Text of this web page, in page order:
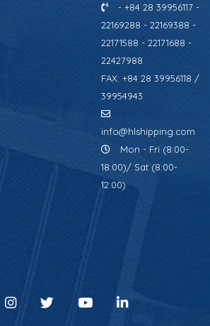
- +84 28 39956117 -
22169288 - 22169388 -
22171588 - 22171688 -
22427988
FAX: +84 28 39956118 /
39954943
info@hlshipping.com
Mon - Fri (8:00-
18:00)/ Sat (8:00-
12:00)